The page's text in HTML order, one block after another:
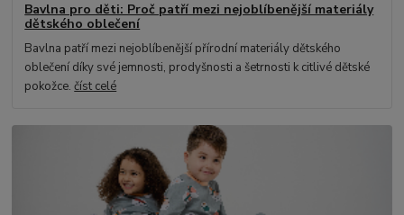
Bavlna pro děti: Proč patří mezi nejoblíbenější materiály
dětského oblečení
Bavlna patří mezi nejoblíbenější přírodní materiály dětského
oblečení díky své jemnosti, prodyšnosti a šetrnosti k citlivé dětské
pokožce.číst celé